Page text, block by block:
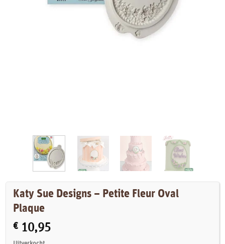
Katy Sue Designs – Petite Fleur Oval
Plaque
€ 10,95